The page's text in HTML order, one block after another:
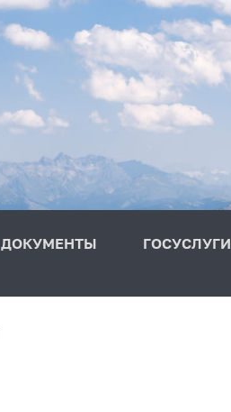
ДОКУМЕНТЫ ГОСУСЛУГИ